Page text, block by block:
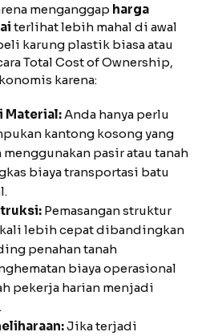
menganggap harga
terlihat lebih mahal di awal
karung plastik biasa atau
Total Cost of Ownership,
karena:
Material: Anda hanya perlu
kantong kosong yang
pasir atau tanah
biaya transportasi batu
Pemasangan struktur
lebih cepat dibandingkan
penahan tanah
biaya operasional
pekerja harian menjadi
Jika terjadi